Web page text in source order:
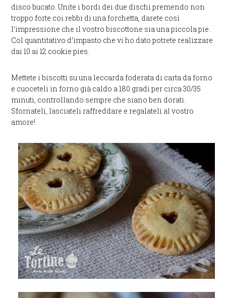
disco bucato. Unite i bordi dei due dischi premendo non
troppo forte coi rebbi di una forchetta, darete così
l’impressione che il vostro biscottone sia una piccola pie.
Col quantitativo d’impasto che vi ho dato potrete realizzare
dai 10 ai 12 cookie pies.
Mettete i biscotti su una leccarda foderata di carta da forno
e cuoceteli in forno già caldo a 180 gradi per circa 30/35
minuti, controllando sempre che siano ben dorati.
Sfornateli, lasciateli raffreddare e regalateli al vostro
amore!